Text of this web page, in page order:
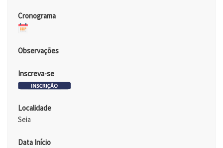
Cronograma
Observações
Inscreva-se
Localidade
Seia
Data Início